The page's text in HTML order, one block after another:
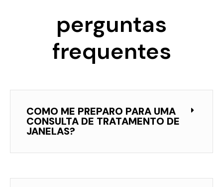
perguntas
frequentes
COMO ME PREPARO PARA UMA
CONSULTA DE TRATAMENTO DE
JANELAS?